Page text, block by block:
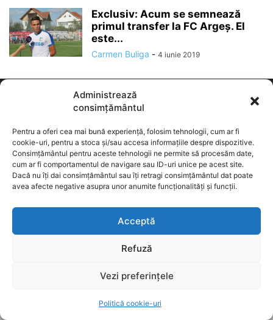
Administrează
consimțământul
Pentru a oferi cea mai bună experiență, folosim tehnologii, cum ar fi
cookie-uri, pentru a stoca și/sau accesa informațiile despre dispozitive.
Consimțământul pentru aceste tehnologii ne permite să procesăm date,
cum ar fi comportamentul de navigare sau ID-uri unice pe acest site.
Dacă nu îți dai consimțământul sau îți retragi consimțământul dat poate
avea afecte negative asupra unor anumite funcționalități și funcții.
Acceptă
Refuză
Vezi preferințele
Politică cookie-uri
Exclusiv: Acum se semnează
primul transfer la FC Argeș. El
este...
Carmen Buliga - 4 iunie 2019
ABOUT US
Social
© MBC News Press. All Rights Reserved. Toate drepturile